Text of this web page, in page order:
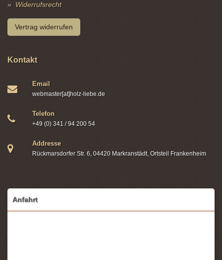
Widerrufsrecht
Vertrag widerrufen
Kontakt
Email
webmaster[at]holz-liebe.de
Telefon
+49 (0) 341 / 94 200 54
Addresse
Rückmarsdorfer Str. 6, 04420 Markranstädt, Ortsteil Frankenheim
Anfahrt